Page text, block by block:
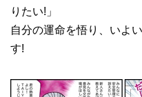
りたい!」
自分の運命を悟り、いよ
す!